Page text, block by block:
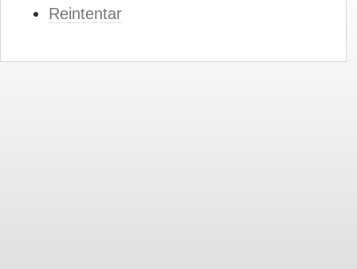
Reintentar